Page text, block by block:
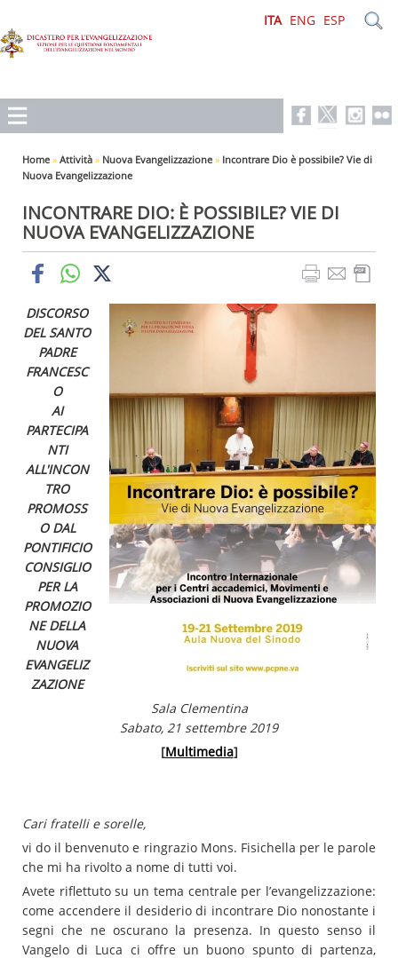
ITA ENG ESP
Home » Attività » Nuova Evangelizzazione » Incontrare Dio è possibile? Vie di
Nuova Evangelizzazione
INCONTRARE DIO: È POSSIBILE? VIE DI
NUOVA EVANGELIZZAZIONE
DISCORSO
DEL SANTO
PADRE
FRANCESC
O
AI
PARTECIPA
NTI
ALL'INCON
TRO
PROMOSS
O DAL
PONTIFICIO
CONSIGLIO
PER LA
PROMOZIO
NE DELLA
NUOVA
EVANGELIZ
ZAZIONE
Sala Clementina
Sabato, 21 settembre 2019
[Multimedia]
Cari fratelli e sorelle,
vi do il benvenuto e ringrazio Mons. Fisichella per le parole
che mi ha rivolto a nome di tutti voi.
Avete riflettuto su un tema centrale per l’evangelizzazione:
come accendere il desiderio di incontrare Dio nonostante i
segni che ne oscurano la presenza. In questo senso il
Vangelo di Luca ci offre un buono spunto di partenza,